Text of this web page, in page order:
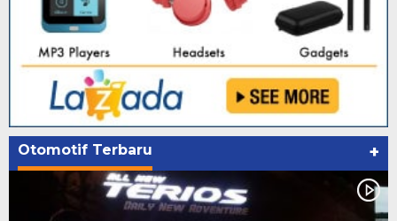
Otomotif Terbaru +